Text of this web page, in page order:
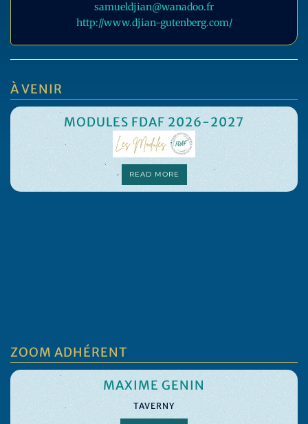
samueldjian@wanadoo.fr
http://www.djian-gutenberg.com/
À VENIR
MODULES FDAF 2026-2027
READ MORE
ZOOM ADHÉRENT
MAXIME GENIN
TAVERNY